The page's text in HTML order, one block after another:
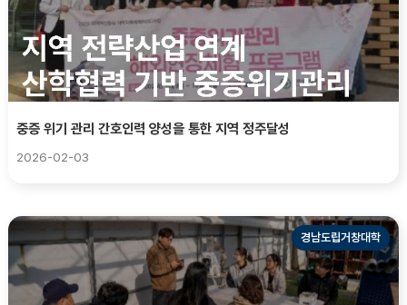
중증 위기 관리 간호인력 양성을 통한 지역 정주달성
2026-02-03
경남도립거창대학